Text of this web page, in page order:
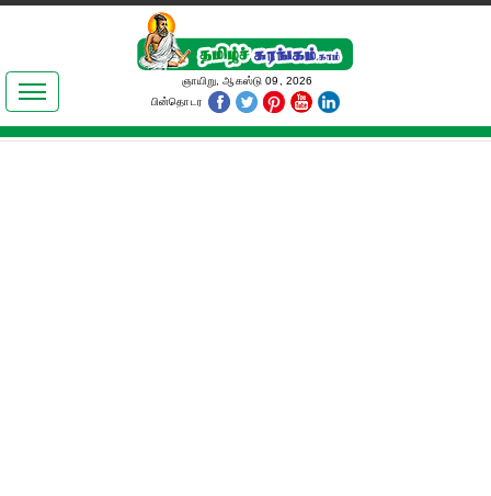
இலக்கியங்கள்
தமிழ் உலகம்
ஞாயிறு, ஆகஸ்டு 09, 2026
பின்தொடர